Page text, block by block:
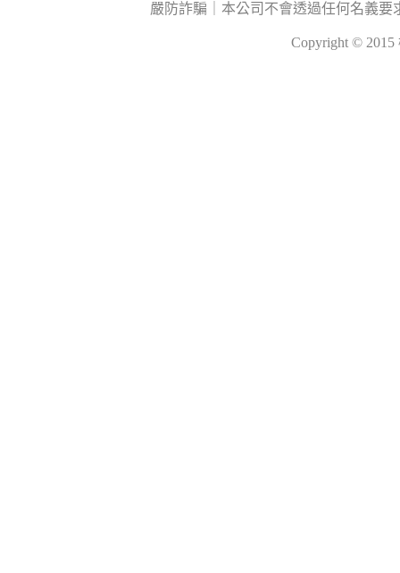
嚴防詐騙｜本公司不會透過任何名義
Copyright ©